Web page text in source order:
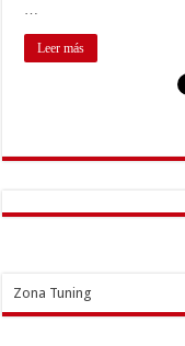
…
Leer más
Zona Tuning